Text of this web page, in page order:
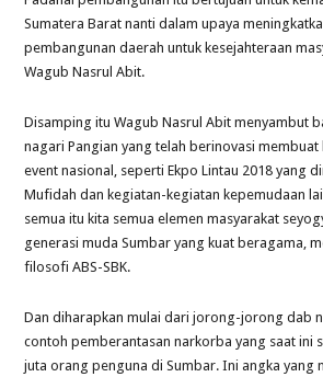
Sumatera Barat nanti dalam upaya
pembangunan daerah untuk kesejahteraan
Wagub Nasrul Abit.
Disamping itu Wagub Nasrul Abit menyambut
nagari Pangian yang telah berinovasi
event nasional, seperti Ekpo Lintau 2018 yang
Mufidah dan kegiatan-kegiatan kepemudaan
semua itu kita semua elemen masyarakat
generasi muda Sumbar yang kuat beragama,
filosofi ABS-SBK.
Dan diharapkan mulai dari jorong-jorong dab
contoh pemberantasan narkorba yang saat ini
juta orang penguna di Sumbar. Ini angka yang